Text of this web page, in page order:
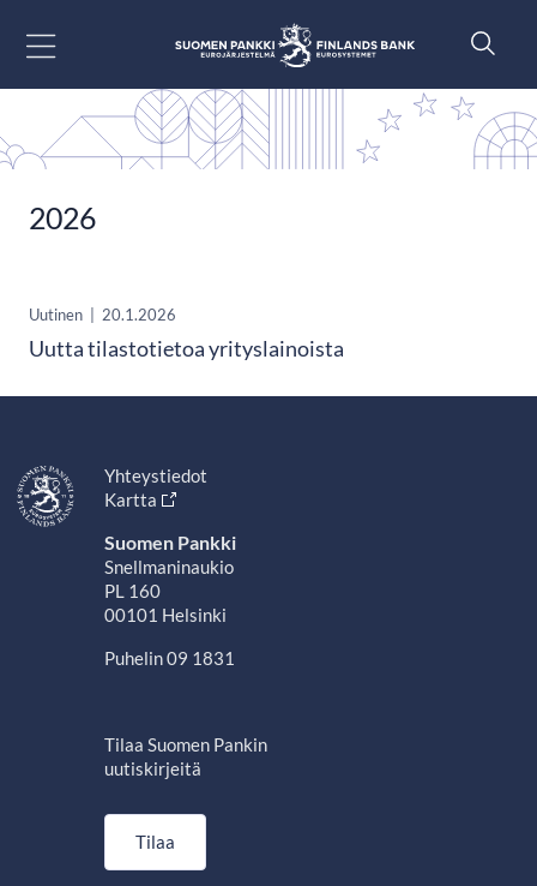
2026
Uutinen 20.1.2026
Uutta tilastotietoa yrityslainoista
Yhteystiedot
Kartta
Suomen Pankki
Snellmaninaukio
PL 160
00101 Helsinki
Puhelin 09 1831
Tilaa Suomen Pankin
uutiskirjeitä
Tilaa